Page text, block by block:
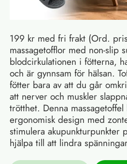
199 kr med fri frakt (Ord.
massagetofflor med non-slip
blodcirkulationen i fötterna,
och är gynnsam för hälsan.
fötter bara av att du går
att nerver och muskler
trötthet. Denna
ergonomisk design med
stimulera akupunkturpunkter
hjälpa till att lindra